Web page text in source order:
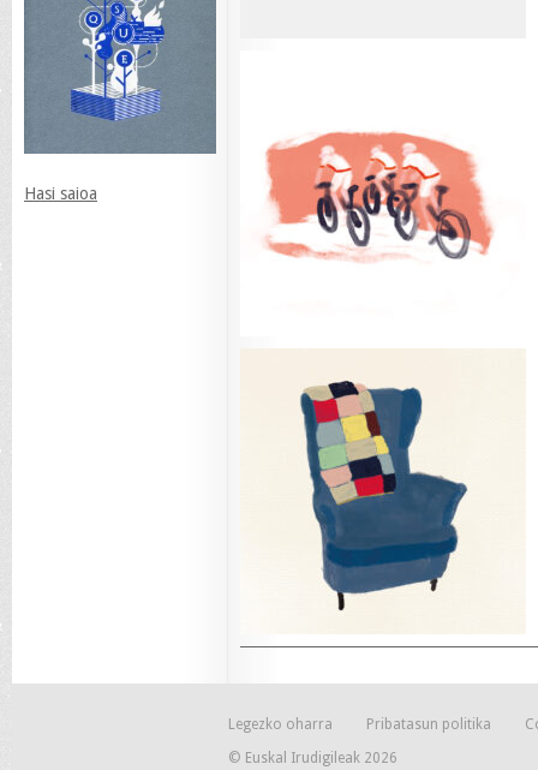
Hasi saioa
Legezko oharra Pribatasun politika
© Euskal Irudigileak 2026